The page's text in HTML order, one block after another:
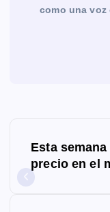
como una
Esta
precio en el